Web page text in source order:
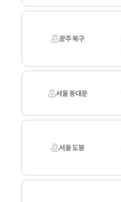
광주 북구
서울 동대문
서울 도봉